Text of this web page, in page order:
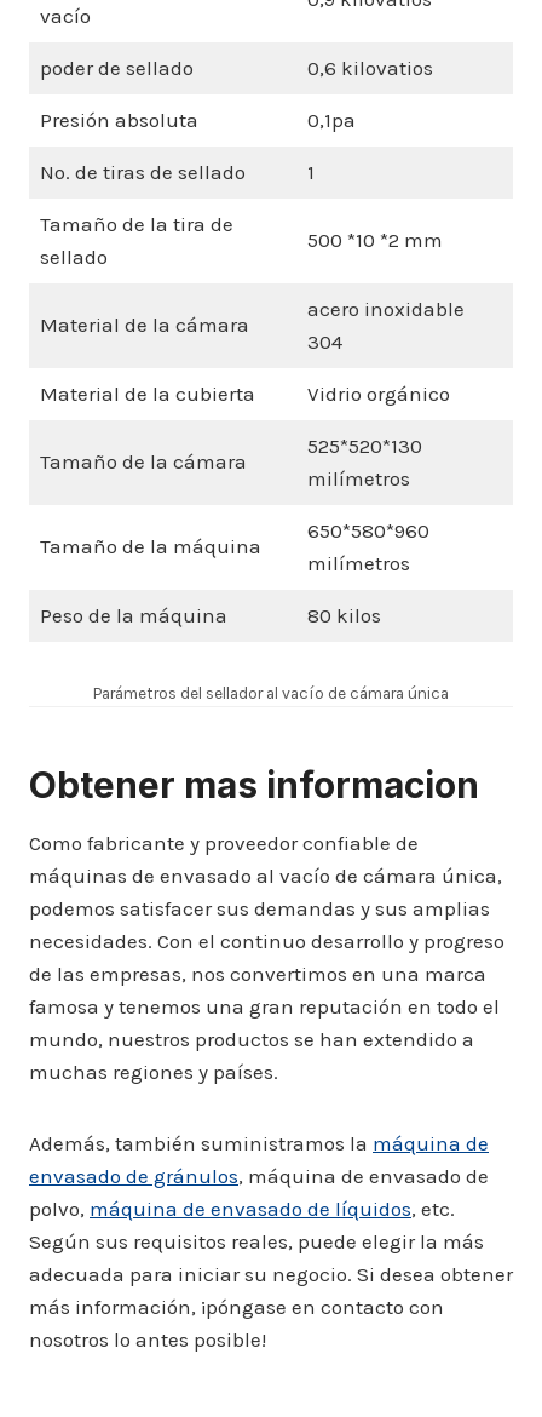
vacío
poder de sellado 0,6 kilovatios
Presión absoluta 0,1pa
No. de tiras de sellado 1
Tamaño de la tira de
sellado
500 *10 *2 mm
Material de la cámara
acero inoxidable
304
Material de la cubierta Vidrio orgánico
Tamaño de la cámara
525*520*130
milímetros
Tamaño de la máquina
650*580*960
milímetros
Peso de la máquina 80 kilos
Parámetros del sellador al vacío de cámara única
Obtener mas informacion
Como fabricante y proveedor confiable de
máquinas de envasado al vacío de cámara única,
podemos satisfacer sus demandas y sus amplias
necesidades. Con el continuo desarrollo y progreso
de las empresas, nos convertimos en una marca
famosa y tenemos una gran reputación en todo el
mundo, nuestros productos se han extendido a
muchas regiones y países.
Además, también suministramos la máquina de
envasado de gránulos, máquina de envasado de
polvo, máquina de envasado de líquidos, etc.
Según sus requisitos reales, puede elegir la más
adecuada para iniciar su negocio. Si desea obtener
más información, ¡póngase en contacto con
nosotros lo antes posible!